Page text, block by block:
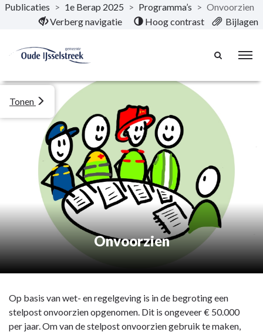
Naar hoofdinhoud
Publicaties > 1e Berap 2025 > Programma’s > Onvoorzien
Verberg navigatie
Hoog contrast Bijlagen
Onvoorzien
Tonen
Op basis van wet- en regelgeving is in de begroting een
stelpost onvoorzien opgenomen. Dit is ongeveer € 50.000
per jaar. Om van de stelpost onvoorzien gebruik te maken,